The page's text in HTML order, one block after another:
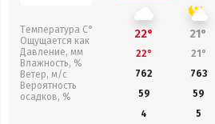
Температура С°
Ощущается как
Давление, мм
Влажность, %
Ветер, м/с
Вероятность
осадков, %
22° 21°
22° 21°
762
763
59
59
4
5